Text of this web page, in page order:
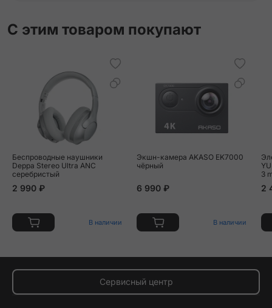
С этим товаром покупают
Беспроводные наушники
Deppa Stereo Ultra ANC
серебристый
2 990 ₽
В наличии
Экшн-камера AKASO EK7000
чёрный
6 990 ₽
В наличии
3
2
Сервисный центр